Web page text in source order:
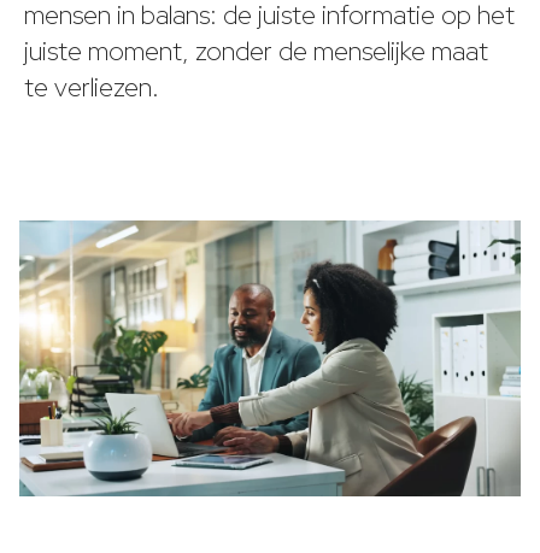
mensen in balans: de juiste informatie op het
juiste moment, zonder de menselijke maat
te verliezen.